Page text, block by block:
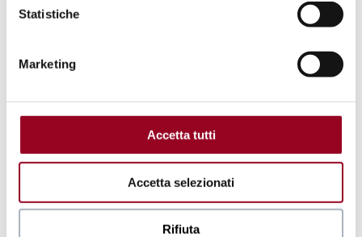
Statistiche
Marketing
Accetta tutti
Accetta selezionati
Rifiuta